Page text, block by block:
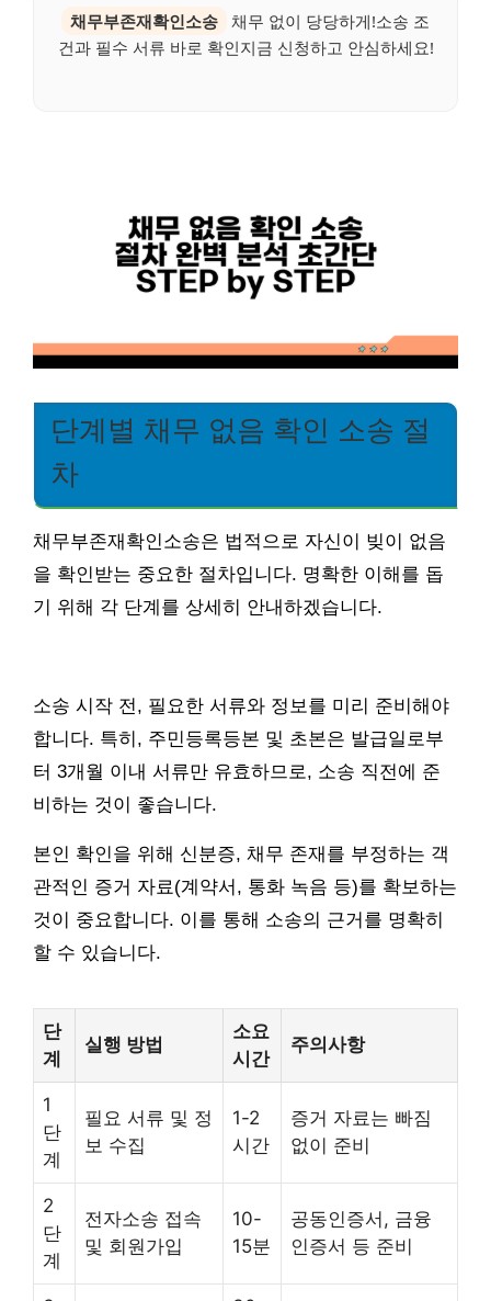
채무부존재확인소송 채무 없이 당당하게!소송 조
건과 필수 서류 바로 확인지금 신청하고 안심하세요!
단계별 채무 없음 확인 소송 절
차
채무부존재확인소송은 법적으로 자신이 빚이 없음
을 확인받는 중요한 절차입니다. 명확한 이해를 돕
기 위해 각 단계를 상세히 안내하겠습니다.
소송 시작 전, 필요한 서류와 정보를 미리 준비해야
합니다. 특히, 주민등록등본 및 초본은 발급일로부
터 3개월 이내 서류만 유효하므로, 소송 직전에 준
비하는 것이 좋습니다.
본인 확인을 위해 신분증, 채무 존재를 부정하는 객
관적인 증거 자료(계약서, 통화 녹음 등)를 확보하는
것이 중요합니다. 이를 통해 소송의 근거를 명확히
할 수 있습니다.
단
계
실행 방법
소요
시간
주의사항
1
단
계
필요 서류 및 정
보 수집
1-2
시간
증거 자료는 빠짐
없이 준비
2
단
계
전자소송 접속
및 회원가입
10-
15분
공동인증서, 금융
인증서 등 준비